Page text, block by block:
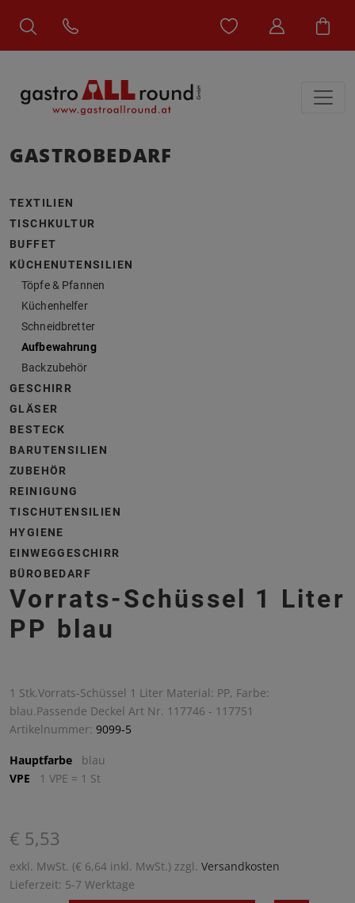
GASTROBEDARF
TEXTILIEN
TISCHKULTUR
BUFFET
KÜCHENUTENSILIEN
Töpfe & Pfannen
Küchenhelfer
Schneidbretter
Aufbewahrung
Backzubehör
GESCHIRR
GLÄSER
BESTECK
BARUTENSILIEN
ZUBEHÖR
REINIGUNG
TISCHUTENSILIEN
HYGIENE
EINWEGGESCHIRR
BÜROBEDARF
Vorrats-Schüssel 1 Liter
PP blau
1 Stk.Vorrats-Schüssel 1 Liter Material: PP, Farbe:
blau.Passende Deckel Art Nr. 117746 - 117751
Artikelnummer: 9099-5
Hauptfarbe
blau
VPE
1 VPE = 1 St
€ 5,53
exkl. MwSt. (€ 6,64 inkl. MwSt.) zzgl. Versandkosten
Lieferzeit: 5-7 Werktage